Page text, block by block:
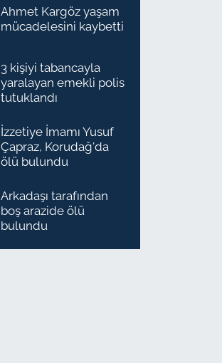
Ahmet Kargöz yaşam
mücadelesini kaybetti
3 kişiyi tabancayla
yaralayan emekli polis
tutuklandı
İzzetiye İmamı Yusuf
Çapraz, Korudağ'da
ölü bulundu
Arkadaşı tarafından
boş arazide ölü
bulundu